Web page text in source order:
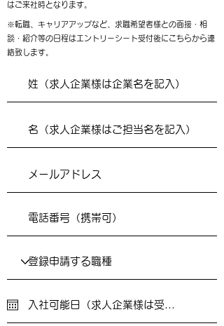
はご来社時となります。
※転職、キャリアアップなど、求職希望者様との面接・相
談・紹介等の日程はエントリーシート受付後にこちらから連
絡致します。